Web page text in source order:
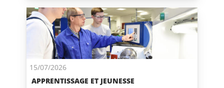
15/07/2026
APPRENTISSAGE ET JEUNESSE